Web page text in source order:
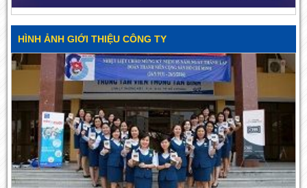
HÌNH ẢNH GIỚI THIỆU CÔNG TY